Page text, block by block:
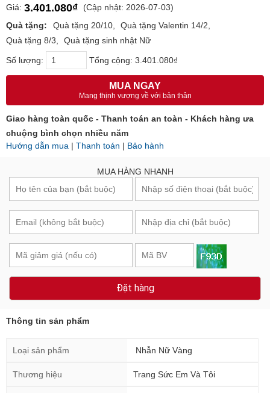
Giá: 3.401.080₫
(Cập nhật: 2026-07-03)
Quà tặng:
Quà tặng 20/10
Quà tặng Valentin 14/2
Quà tặng 8/3
Quà tặng sinh nhật Nữ
Số lượng: Tổng cộng: 3.401.080₫
MUA NGAY
Mang thịnh vượng về với bản thân
Giao hàng toàn quốc - Thanh toán an toàn - Khách hàng ưa
chuộng bình chọn nhiều năm
Hướng dẫn mua | Thanh toán | Bảo hành
MUA HÀNG NHANH
Đặt hàng
Thông tin sản phẩm
Loại sản phẩm Nhẫn Nữ Vàng
Thương hiệu Trang Sức Em Và Tôi